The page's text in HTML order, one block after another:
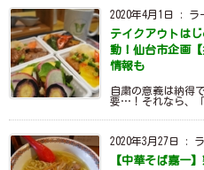
2020年4月1日 : ラ
テイクアウトは
動！仙台市企画
情報も
自粛の意義は納得
要…！それなら、
2020年3月27日 :
【中華そば嘉一